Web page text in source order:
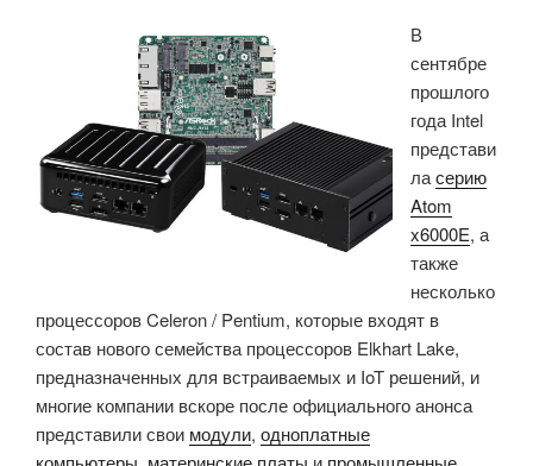
семейства
Elkhart
Lake»
В
сентябре
прошлого
года Intel
представи
ласерию
Atom
x6000E, а
также
несколько
процессоров Celeron / Pentium, которые входят в
состав нового семейства процессоров Elkhart Lake,
предназначенных для встраиваемых и IoT решений, и
многие компании вскоре после официального анонса
представили свои модули, одноплатные